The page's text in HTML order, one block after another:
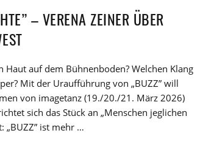
– VERENA ZEINER ÜBER
Haut auf dem Bühnenboden? Welchen Klang
Mit der Uraufführung von „BUZZ” will
von imagetanz (19./20./21. März 2026)
sich das Stück an „Menschen jeglichen
„BUZZ” ist mehr …